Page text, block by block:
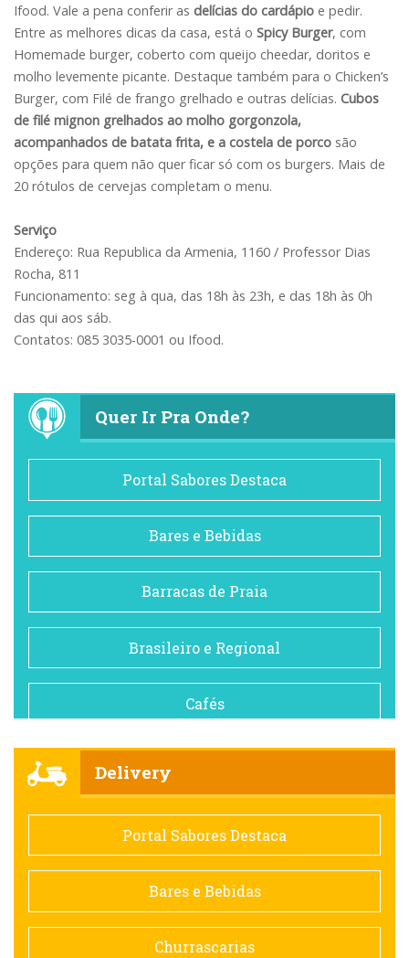
Ifood. Vale a pena conferir as delícias do cardápio e pedir.
Entre as melhores dicas da casa, está o Spicy Burger, com
Homemade burger, coberto com queijo cheedar, doritos e
molho levemente picante. Destaque também para o Chicken’s
Burger, com Filé de frango grelhado e outras delícias. Cubos
de filé mignon grelhados ao molho gorgonzola,
acompanhados de batata frita, e a costela de porco são
opções para quem não quer ficar só com os burgers. Mais de
20 rótulos de cervejas completam o menu.
Serviço
Endereço: Rua Republica da Armenia, 1160 / Professor Dias
Rocha, 811
Funcionamento: seg à qua, das 18h às 23h, e das 18h às 0h
das qui aos sáb.
Contatos: 085 3035-0001 ou Ifood.
Quer Ir Pra Onde?
Portal Sabores Destaca
Bares e Bebidas
Barracas de Praia
Brasileiro e Regional
Cafés
Comida saudável
Contemporânea
Doceria
Delivery
Portal Sabores Destaca
Bares e Bebidas
Churrascarias